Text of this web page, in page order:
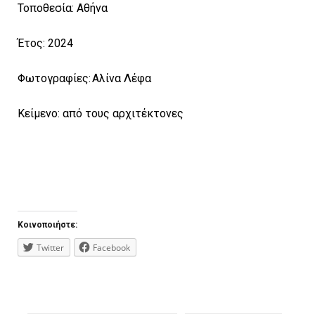
Τοποθεσία: Αθήνα
Έτος: 2024
Φωτογραφίες: Αλίνα Λέφα
Κείμενο: από τους αρχιτέκτονες
Κοινοποιήστε:
Twitter Facebook